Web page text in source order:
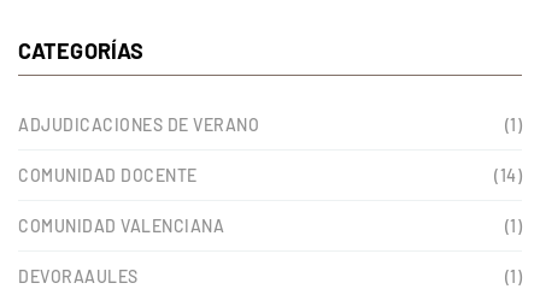
CATEGORÍAS
ADJUDICACIONES DE VERANO (1)
COMUNIDAD DOCENTE (14)
COMUNIDAD VALENCIANA (1)
DEVORAAULES (1)